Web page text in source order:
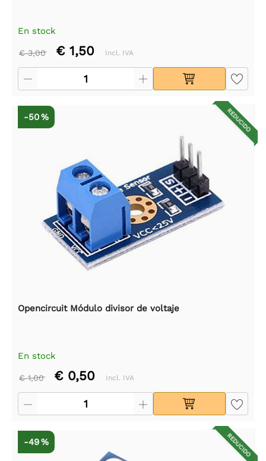
En stock
€ 3,00 € 1,50 Incl. IVA
REDUCIDO
-50 %
Opencircuit Módulo divisor de voltaje
En stock
€ 1,00 € 0,50 Incl. IVA
REDUCIDO
-49 %